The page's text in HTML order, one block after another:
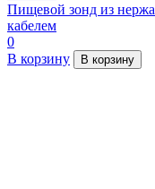
Пищевой зонд из
кабелем
0
В корзину
В корзину